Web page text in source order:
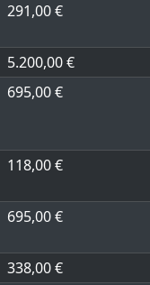
291,00 €
5.200,00 €
695,00 €
118,00 €
695,00 €
338,00 €